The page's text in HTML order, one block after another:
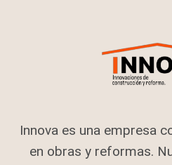
Innova es una empresa
en obras y reformas.